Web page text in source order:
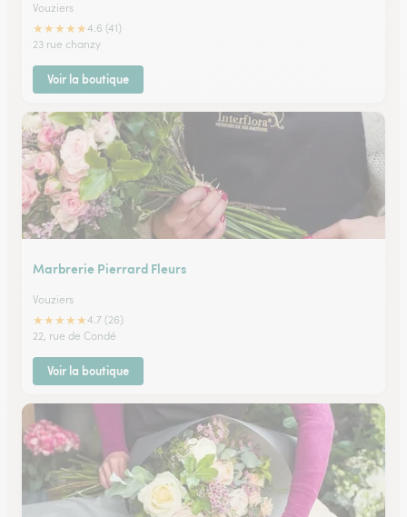
Vouziers
★★★★★4.6 (41)
23 rue chanzy
Voir la boutique
Marbrerie Pierrard Fleurs
Vouziers
★★★★★4.7 (26)
22, rue de Condé
Voir la boutique